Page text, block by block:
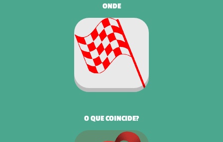
ONDE
O QUE COINCIDE?